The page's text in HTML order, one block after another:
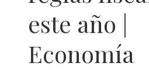
este año |
Economía